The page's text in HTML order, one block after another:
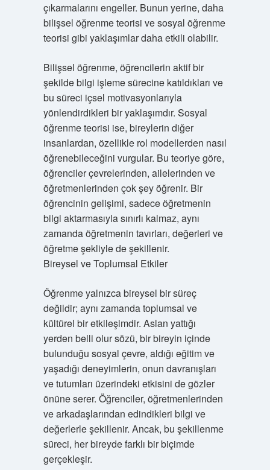
çıkarmalarını engeller. Bunun yerine, daha
bilişsel öğrenme teorisi ve sosyal öğrenme
teorisi gibi yaklaşımlar daha etkili olabilir.
Bilişsel öğrenme, öğrencilerin aktif bir
şekilde bilgi işleme sürecine katıldıkları ve
bu süreci içsel motivasyonlarıyla
yönlendirdikleri bir yaklaşımdır. Sosyal
öğrenme teorisi ise, bireylerin diğer
insanlardan, özellikle rol modellerden nasıl
öğrenebileceğini vurgular. Bu teoriye göre,
öğrenciler çevrelerinden, ailelerinden ve
öğretmenlerinden çok şey öğrenir. Bir
öğrencinin gelişimi, sadece öğretmenin
bilgi aktarmasıyla sınırlı kalmaz, aynı
zamanda öğretmenin tavırları, değerleri ve
öğretme şekliyle de şekillenir.
Bireysel ve Toplumsal Etkiler
Öğrenme yalnızca bireysel bir süreç
değildir; aynı zamanda toplumsal ve
kültürel bir etkileşimdir. Aslan yattığı
yerden belli olur sözü, bir bireyin içinde
bulunduğu sosyal çevre, aldığı eğitim ve
yaşadığı deneyimlerin, onun davranışları
ve tutumları üzerindeki etkisini de gözler
önüne serer. Öğrenciler, öğretmenlerinden
ve arkadaşlarından edindikleri bilgi ve
değerlerle şekillenir. Ancak, bu şekillenme
süreci, her bireyde farklı bir biçimde
gerçekleşir.